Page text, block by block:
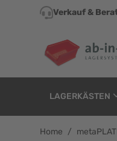
Direkt zum Inhalt
Verkauf &
LAGERKÄSTEN
Home /